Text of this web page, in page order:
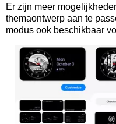
Er zijn meer
themaontwerp aan te
modus ook beschikbaar